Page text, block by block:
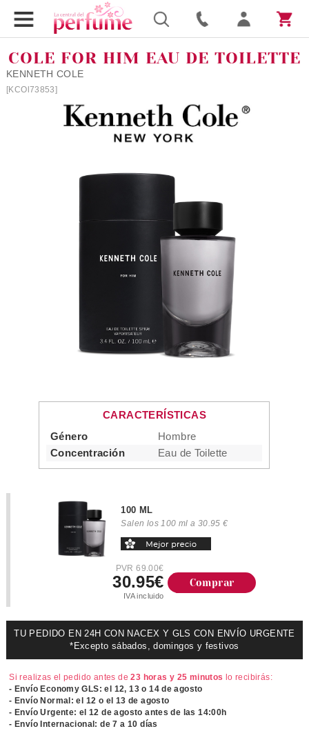
COLE FOR HIM EAU DE TOILETTE
KENNETH COLE
[KCOl73853]
CARACTERÍSTICAS
Género
Hombre
Concentración
Eau de Toilette
100 ML
Salen los 100 ml a 30.95 €
PVR 69.00€
30.95€
IVA incluido
Comprar
TU PEDIDO EN 24H CON NACEX Y GLS CON ENVÍO URGENTE
*Excepto sábados, domingos y festivos
Si realizas el pedido antes de23 horas y 25 minutos lo recibirás:
- Envío Economy GLS: el 12, 13 o 14 de agosto
- Envío Normal: el 12 o el 13 de agosto
- Envío Urgente: el12 de agosto antes de las 14:00h
- Envío Internacional: de 7 a 10 días